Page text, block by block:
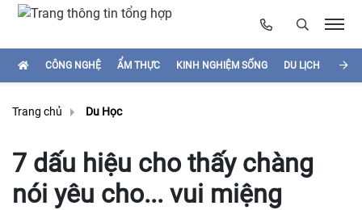
CÔNG NGHỆ ẨM THỰC KINH NGHIỆM SỐNG DU LỊCH
Trang chủ Du Học
7 dấu hiệu cho thấy chàng
nói yêu cho... vui miệng